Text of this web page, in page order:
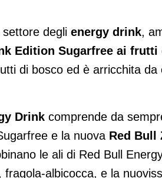
degli energy drink,
Edition Sugarfree ai frutti
di bosco ed è arricchita
Drink comprende da
e la nuova Red Bull
le ali di Red Bull
albicocca, e la